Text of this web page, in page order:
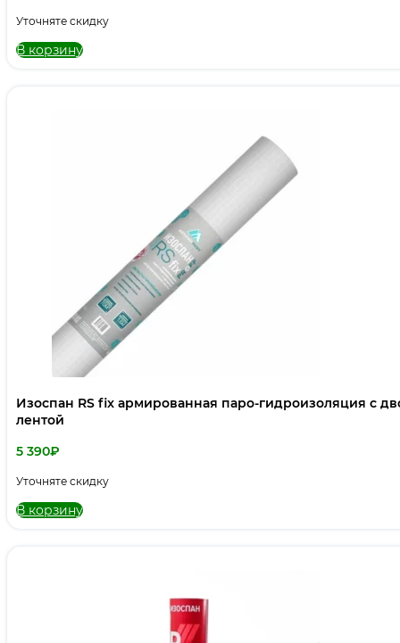
Уточняте скидку
В корзину
Изоспан RS fix армированная паро-гидроизоляция c
лентой
5 390₽
Уточняте скидку
В корзину